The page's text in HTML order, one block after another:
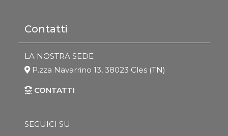
Contatti
LA NOSTRA SEDE
P.zza Navarrino 13, 38023 Cles (TN)
CONTATTI
SEGUICI SU